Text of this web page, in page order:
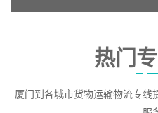
热门
厦门到各城市货物运输物流专线